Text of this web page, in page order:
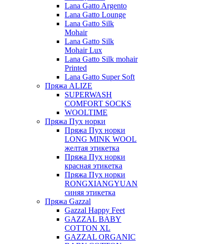
Lana Gatto Argento
Lana Gatto Lounge
Lana Gatto Silk
Mohair
Lana Gatto Silk
Mohair Lux
Lana Gatto Silk mohair
Printed
Lana Gatto Super Soft
Пряжа ALIZE
SUPERWASH
COMFORT SOCKS
WOOLTIME
Пряжа Пух норки
Пряжа Пух норки
LONG MINK WOOL
желтая этикетка
Пряжа Пух норки
красная этикетка
Пряжа Пух норки
RONGXIANGYUAN
синяя этикетка
Пряжа Gazzal
Gazzal Happy Feet
GAZZAL BABY
COTTON XL
GAZZAL ORGANIC